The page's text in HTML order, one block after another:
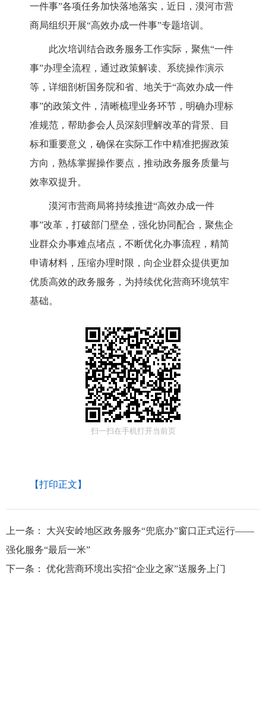
一件事”各项任务加快落地落实，近日，漠河市营
商局组织开展“高效办成一件事”专题培训。
此次培训结合政务服务工作实际，聚焦“一件
事”办理全流程，通过政策解读、系统操作演示
等，详细剖析国务院和省、地关于“高效办成一件
事”的政策文件，清晰梳理业务环节，明确办理标
准规范，帮助参会人员深刻理解改革的背景、目
标和重要意义，确保在实际工作中精准把握政策
方向，熟练掌握操作要点，推动政务服务质量与
效率双提升。
漠河市营商局将持续推进“高效办成一件
事”改革，打破部门壁垒，强化协同配合，聚焦企
业群众办事难点堵点，不断优化办事流程，精简
申请材料，压缩办理时限，向企业群众提供更加
优质高效的政务服务，为持续优化营商环境筑牢
基础。
扫一扫在手机打开当前页
【打印正文】
上一条：
大兴安岭地区政务服务“兜底办”窗口正式运行——
强化服务“最后一米”
下一条：
优化营商环境出实招“企业之家”送服务上门